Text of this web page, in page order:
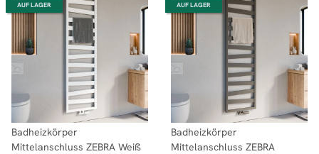
AUF LAGER
Badheizkörper
Mittelanschluss ZEBRA Weiß
AUF LAGER
Badheizkörper
Mittelanschluss ZEBRA